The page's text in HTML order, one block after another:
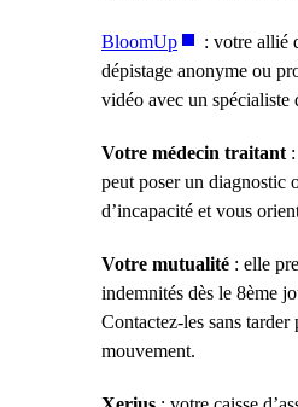
BloomUp
: votre allié
dépistage anonyme ou
vidéo avec un spécialiste
Votre médecin traitant
peut poser un diagnostic
d’incapacité et vous
Votre mutualité : elle
indemnités dès le 8ème
Contactez-les sans
mouvement.